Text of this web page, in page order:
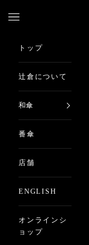
メニューを開く
トップ
辻倉について
和傘
番傘
店舗
ENGLISH
オンラインシ
ョップ